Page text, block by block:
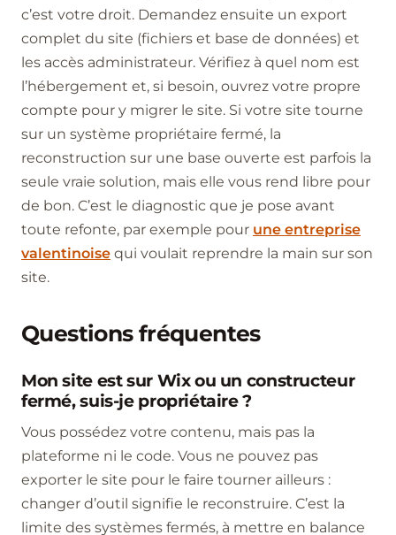
c’est votre droit. Demandez ensuite un export
complet du site (fichiers et base de données) et
les accès administrateur. Vérifiez à quel nom est
l’hébergement et, si besoin, ouvrez votre propre
compte pour y migrer le site. Si votre site tourne
sur un système propriétaire fermé, la
reconstruction sur une base ouverte est parfois la
seule vraie solution, mais elle vous rend libre pour
de bon. C’est le diagnostic que je pose avant
toute refonte, par exemple pour une entreprise
valentinoise qui voulait reprendre la main sur son
site.
Questions fréquentes
Mon site est sur Wix ou un constructeur
fermé, suis-je propriétaire ?
Vous possédez votre contenu, mais pas la
plateforme ni le code. Vous ne pouvez pas
exporter le site pour le faire tourner ailleurs :
changer d’outil signifie le reconstruire. C’est la
limite des systèmes fermés, à mettre en balance